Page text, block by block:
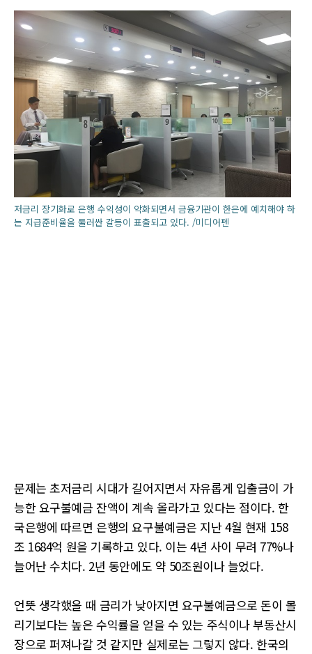
저금리 장기화로 은행 수익성이 악화되면서 금융기관이 한은에 예치해야 하
는 지급준비율을 둘러싼 갈등이 표출되고 있다. /미디어펜
문제는 초저금리 시대가 길어지면서 자유롭게 입출금이 가
능한 요구불예금 잔액이 계속 올라가고 있다는 점이다. 한
국은행에 따르면 은행의 요구불예금은 지난 4월 현재 158
조 1684억 원을 기록하고 있다. 이는 4년 사이 무려 77%나
늘어난 수치다. 2년 동안에도 약 50조원이나 늘었다.
언뜻 생각했을 때 금리가 낮아지면 요구불예금으로 돈이 몰
리기보다는 높은 수익률을 얻을 수 있는 주식이나 부동산시
장으로 퍼져나갈 것 같지만 실제로는 그렇지 않다. 한국의